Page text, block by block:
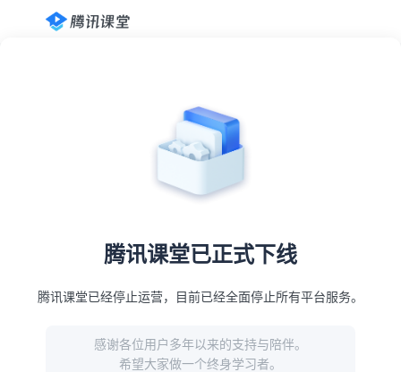
腾讯课堂已正式下线
腾讯课堂已经停止运营，目前已经全面停止所有平台服务。
感谢各位用户多年以来的支持与陪伴。
希望大家做一个终身学习者。